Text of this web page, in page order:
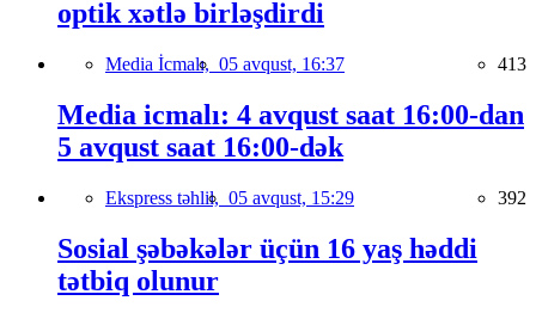
optik xətlə birləşdirdi
Media İcmalı, 05 avqust, 16:37 413
Media icmalı: 4 avqust saat 16:00-dan
5 avqust saat 16:00-dək
Ekspress təhlil, 05 avqust, 15:29 392
Sosial şəbəkələr üçün 16 yaş həddi
tətbiq olunur